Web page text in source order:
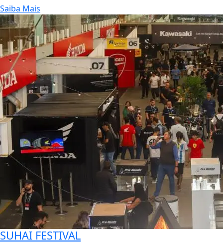
Saiba Mais
SUHAI FESTIVAL